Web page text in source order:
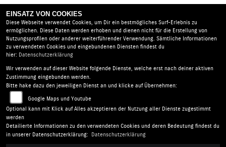
Derzeit sind keine Einträge vorhanden.
Motorradland Weißenfels GmbH |Vorwerkstr. 1 | 06686
Lützen OT Zorbau | Deutschland
AGB |Impressum
Barrierefreiheit |Batterieverordnung
Folgen Sie uns
EINSATZ VON COOKIES
Diese Webseite verwendet Cookies, um Dir ein bestmögliches Surf-Erlebnis zu
ermöglichen. Diese Daten werden erhoben und dienen nicht für die Erstellung von
Nutzungsprofilen oder anderer weiterführender Verwendung. Sämtliche Informationen
zu verwendeten Cookies und eingebundenen Diensten findest du
hier: Datenschutzerklärung
Wir verwenden auf dieser Website folgende Dienste, welche erst nach deiner aktiven
Zustimmung eingebunden werden.
Bitte hake dazu den jeweiligen Dienst an und klicke auf Übernehmen:
Google Maps und Youtube
Optional kann mit Klick auf Alles akzeptieren der Nutzung aller Dienste zugestimmt
werden
Detailierte Informationen zu den verwendeten Cookies und deren Bedeutung findest du
in unserer Datenschutzerklärung:
Datenschutzerklärung